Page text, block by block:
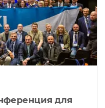
для